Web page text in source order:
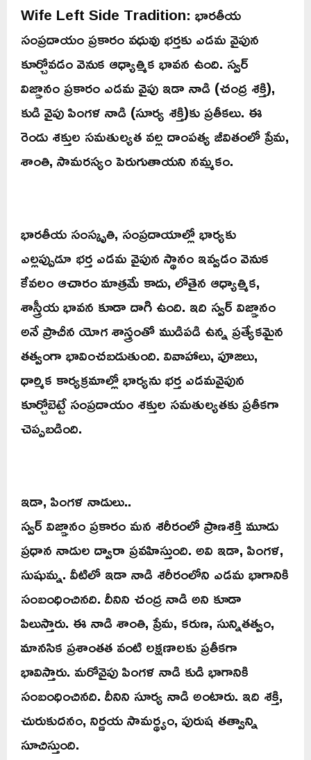
Wife Left Side Tradition: భారతీయ
సంప్రదాయం ప్రకారం వధువు భర్తకు ఎడమ వైపున
కూర్చోవడం వెనుక ఆధ్యాత్మిక భావన ఉంది. స్వర్
విజ్ఞానం ప్రకారం ఎడమ వైపు ఇడా నాడి (చంద్ర శక్తి),
కుడి వైపు పింగళ నాడి (సూర్య శక్తి)కు ప్రతీకలు. ఈ
రెండు శక్తుల సమతుల్యత వల్ల దాంపత్య జీవితంలో ప్రేమ,
శాంతి, సామరస్యం పెరుగుతాయని నమ్మకం.
భారతీయ సంస్కృతి, సంప్రదాయాల్లో భార్యకు
ఎల్లప్పుడూ భర్త ఎడమ వైపున స్థానం ఇవ్వడం వెనుక
కేవలం ఆచారం మాత్రమే కాదు, లోతైన ఆధ్యాత్మిక,
శాస్త్రీయ భావన కూడా దాగి ఉంది. ఇది స్వర్ విజ్ఞానం
అనే ప్రాచీన యోగ శాస్త్రంతో ముడిపడి ఉన్న ప్రత్యేకమైన
తత్వంగా భావించబడుతుంది. వివాహాలు, పూజలు,
ధార్మిక కార్యక్రమాల్లో భార్యను భర్త ఎడమవైపున
కూర్చోబెట్టే సంప్రదాయం శక్తుల సమతుల్యతకు ప్రతీకగా
చెప్పబడింది.
ఇడా, పింగళ నాడులు..
స్వర్ విజ్ఞానం ప్రకారం మన శరీరంలో ప్రాణశక్తి మూడు
ప్రధాన నాడుల ద్వారా ప్రవహిస్తుంది. అవి ఇడా, పింగళ,
సుషుమ్న. వీటిలో ఇడా నాడి శరీరంలోని ఎడమ భాగానికి
సంబంధించినది. దీనిని చంద్ర నాడి అని కూడా
పిలుస్తారు. ఈ నాడి శాంతి, ప్రేమ, కరుణ, సున్నితత్వం,
మానసిక ప్రశాంతత వంటి లక్షణాలకు ప్రతీకగా
భావిస్తారు. మరోవైపు పింగళ నాడి కుడి భాగానికి
సంబంధించినది. దీనిని సూర్య నాడి అంటారు. ఇది శక్తి,
చురుకుదనం, నిర్ణయ సామర్థ్యం, పురుష తత్వాన్ని
సూచిస్తుంది.